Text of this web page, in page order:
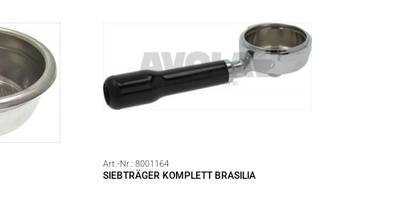
Art.-Nr.: 8001164
SIEBTRÄGER KOMPLETT BRASILIA